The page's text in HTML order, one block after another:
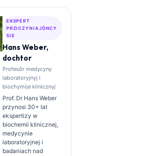
EKSPERT
PRZICZYNIAJŌNCY
SIE
Hans Weber,
dochtor
Profesōr medycyny
laboratoryjnyj i
biochymije klinicznyj
Prof. Dr Hans Weber
przynosi 30+ lat
ekspertizy w
biochemii klinicznej,
medycynie
laboratoryjnej i
badaniach nad